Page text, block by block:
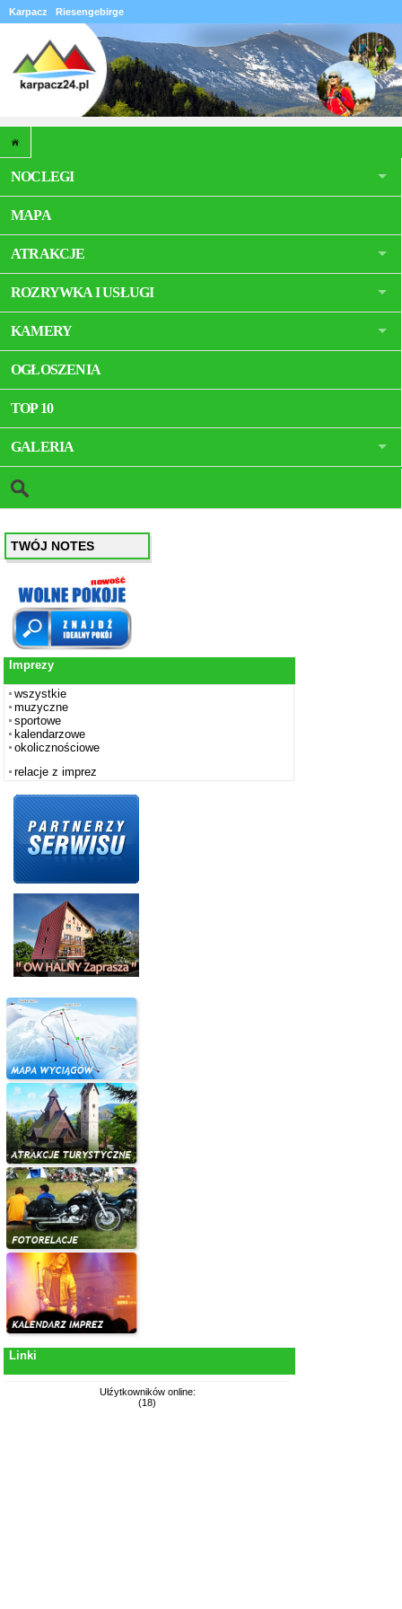
Karpacz Riesengebirge
NOCLEGI
MAPA
ATRAKCJE
ROZRYWKA I USŁUGI
KAMERY
OGŁOSZENIA
TOP 10
GALERIA
TWÓJ NOTES
Imprezy
wszystkie
muzyczne
sportowe
kalendarzowe
okolicznościowe
relacje z imprez
Linki
Ułźytkowników online:
(18)